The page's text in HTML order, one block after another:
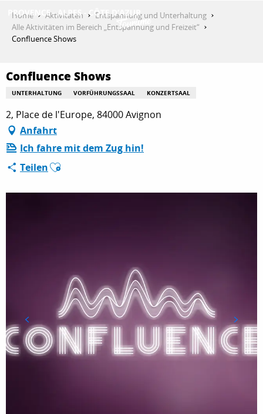
contenu
AKTIVITÄTEN
AUFENTHALT
ESPACE PRO
Home Aktivitäten
Entspannung und Unterhaltung
Alle Aktivitäten im Bereich „Entspannung und Freizeit“
Confluence Shows
Confluence Shows
UNTERHALTUNG VORFÜHRUNGSSAAL KONZERTSAAL
2, Place de l'Europe, 84000 Avignon
Anfahrt
Ich fahre mit dem Zug hin!
TeilenAjouter aux favoris